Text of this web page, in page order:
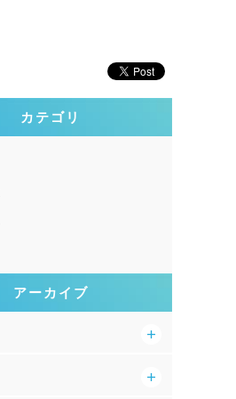
カテゴリ
アーカイブ